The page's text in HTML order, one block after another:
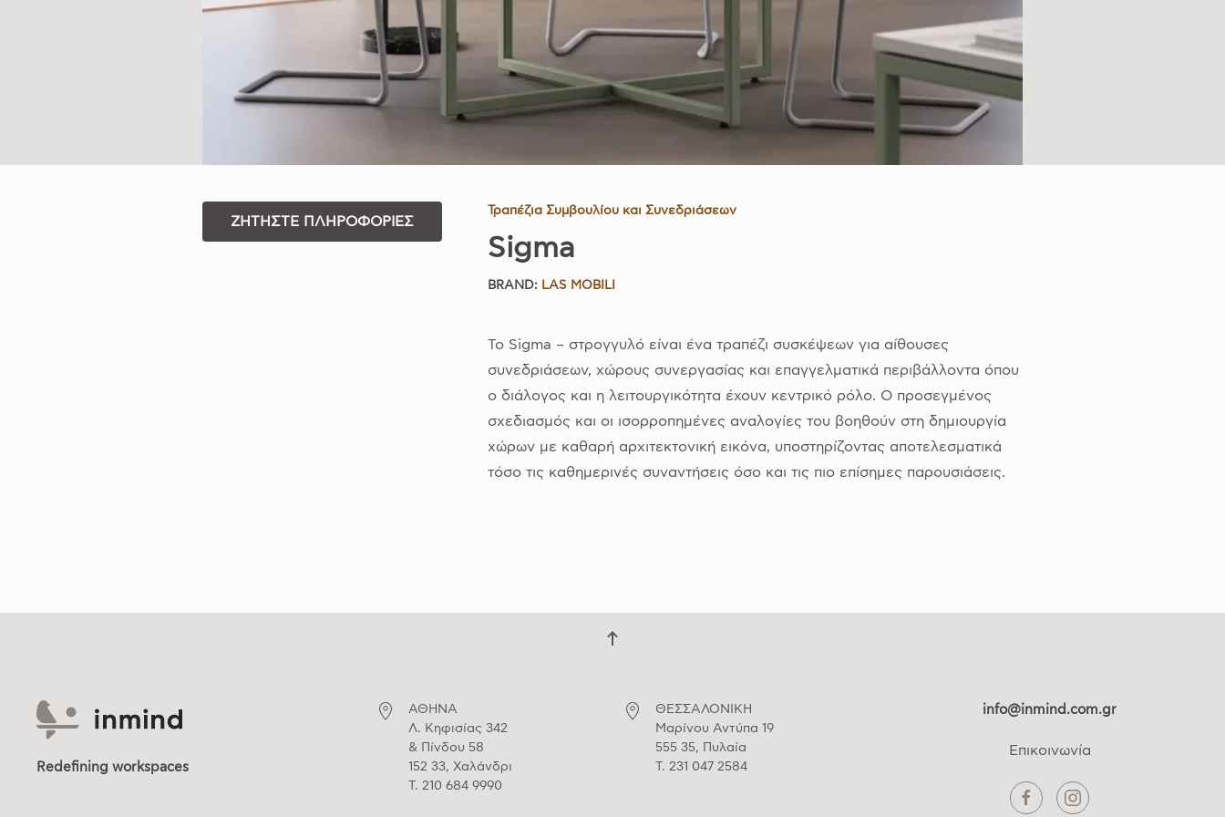
ΖΗΤΗΣΤΕ ΠΛΗΡΟΦΟΡΙΕΣ
Τραπέζια Συμβουλίου και Συνεδριάσεων
Sigma
BRAND: LAS MOBILI
Το Sigma – στρογγυλό είναι ένα τραπέζι συσκέψεων για αίθουσες
συνεδριάσεων, χώρους συνεργασίας και επαγγελματικά περιβάλλοντα όπου
ο διάλογος και η λειτουργικότητα έχουν κεντρικό ρόλο. Ο προσεγμένος
σχεδιασμός και οι ισορροπημένες αναλογίες του βοηθούν στη δημιουργία
χώρων με καθαρή αρχιτεκτονική εικόνα, υποστηρίζοντας αποτελεσματικά
τόσο τις καθημερινές συναντήσεις όσο και τις πιο επίσημες παρουσιάσεις.
Redefining workspaces
ΑΘΗΝΑ
Λ. Κηφισίας 342
& Πίνδου 58
152 33, Χαλάνδρι
T. 210 684 9990
ΘΕΣΣΑΛΟΝΙΚΗ
Μαρίνου Αντύπα 19
555 35, Πυλαία
T. 231 047 2584
info@inmind.com.gr
Επικοινωνία